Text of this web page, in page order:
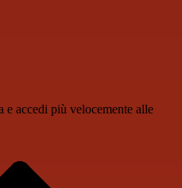
e accedi più velocemente alle